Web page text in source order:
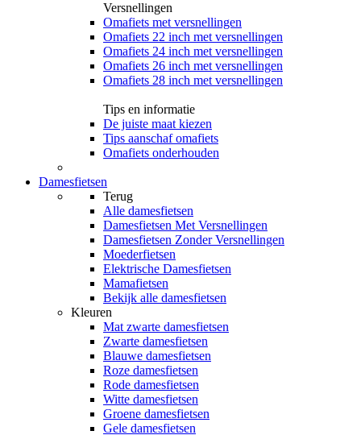
Versnellingen
Omafiets met versnellingen
Omafiets 22 inch met versnellingen
Omafiets 24 inch met versnellingen
Omafiets 26 inch met versnellingen
Omafiets 28 inch met versnellingen
Tips en informatie
De juiste maat kiezen
Tips aanschaf omafiets
Omafiets onderhouden
Damesfietsen
Terug
Alle damesfietsen
Damesfietsen Met Versnellingen
Damesfietsen Zonder Versnellingen
Moederfietsen
Elektrische Damesfietsen
Mamafietsen
Bekijk alle damesfietsen
Kleuren
Mat zwarte damesfietsen
Zwarte damesfietsen
Blauwe damesfietsen
Roze damesfietsen
Rode damesfietsen
Witte damesfietsen
Groene damesfietsen
Gele damesfietsen